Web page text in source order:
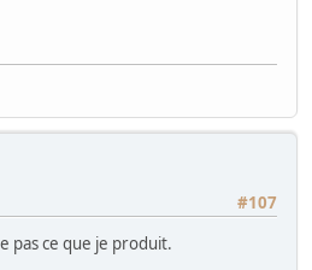
#107
pas ce que je produit.